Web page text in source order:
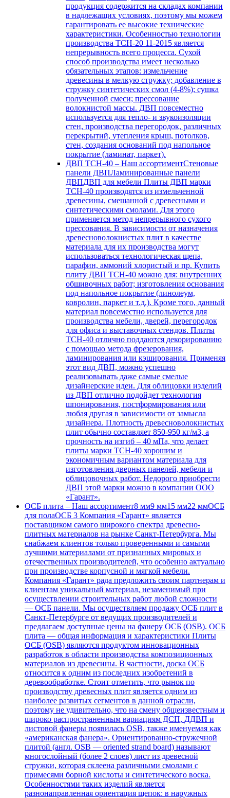
продукция содержится на складах компании
в надлежащих условиях, поэтому мы можем
гарантировать ее высокие технические
характеристики. Особенностью технологии
производства ТСН-20 11-2015 является
непрерывность всего процесса. Сухой
способ производства имеет несколько
обязательных этапов: измельчение
древесины в мелкую стружку; добавление в
стружку синтетических смол (4-8%); сушка
полученной смеси; прессование
волокнистой массы. ДВП повсеместно
используется для тепло- и звукоизоляции
стен, производства перегородок, различных
перекрытий, утепления крыш, потолков,
стен, создания оснований под напольное
покрытие (ламинат, паркет).
ДВП ТСН-40 – Наш ассортиментСтеновые
панели ДВПЛаминированные панели
ДВПДВП для мебели Плиты ДВП марки
ТСН-40 производятся из измельченной
древесины, смешанной с древесными и
синтетическими смолами. Для этого
применяется метод непрерывного сухого
прессования. В зависимости от назначения
древесноволокнистых плит в качестве
материала для их производства могут
использоваться технологическая щепа,
парафин, аммоний хлористый и пр. Купить
плиту ДВП ТСН-40 можно для: внутренних
обшивочных работ; изготовления основания
под напольное покрытие (линолеум,
ковролин, паркет и т.д.). Кроме того, данный
материал повсеместно используется для
производства мебели, дверей, перегородок
для офиса и выставочных стендов. Плиты
ТСН-40 отлично поддаются декорированию
с помощью метода фрезерования,
ламинирования или кэширования. Применяя
этот вид ДВП, можно успешно
реализовывать даже самые смелые
дизайнерские идеи. Для облицовки изделий
из ДВП отлично подойдет технология
шпонирования, постформирования или
любая другая в зависимости от замысла
дизайнера. Плотность древесноволокнистых
плит обычно составляет 850-950 кг/м3, а
прочность на изгиб – 40 мПа, что делает
плиты марки ТСН-40 хорошим и
экономичным вариантом материала для
изготовления дверных панелей, мебели и
облицовочных работ. Недорого приобрести
ДВП этой марки можно в компании ООО
«Гарант».
ОСБ плита – Наш ассортимент8 мм9 мм15 мм22 ммОСБ
для полаОСБ 3 Компания «Гарант» является
поставщиком самого широкого спектра древесно-
плитных материалов на рынке Санкт-Петербурга. Мы
снабжаем клиентов только проверенными и самыми
лучшими материалами от признанных мировых и
отечественных производителей, что особенно актуально
при производстве корпусной и мягкой мебели.
Компания «Гарант» рада предложить своим партнерам и
клиентам уникальный материал, незаменимый при
осуществлении строительных работ любой сложности
— ОСБ панели. Мы осуществляем продажу ОСБ плит в
Санкт-Петербурге от ведущих производителей и
предлагаем доступные цены на фанеру ОСБ (OSB). ОСБ
плита — общая информация и характеристики Плиты
ОСБ (OSB) являются продуктом инновационных
разработок в области производства композиционных
материалов из древесины. В частности, доска ОСБ
относится к одним из последних изобретений в
деревообработке. Стоит отметить, что рынок по
производству древесных плит является одним из
наиболее развитых сегментов в данной отрасли,
поэтому не удивительно, что на смену общеизвестным и
широко распространенным вариациям ДСП, ДДВП и
листовой фанеры появилась OSB, также именуемая как
«американская фанера». Ориентированно-стружечной
плитой (англ. OSB — oriented strand board) называют
многослойный (более 2 слоев) лист из древесной
стружки, которая склеена различными смолами с
примесями борной кислоты и синтетического воска.
Особенностями таких изделий является
разнонаправленная ориентация щепок: в наружных